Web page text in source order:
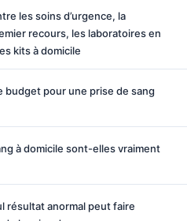
les soins d’urgence, la
recours, les laboratoires en
kits à domicile
budget pour une prise de sang
à domicile sont-elles vraiment
résultat anormal peut faire